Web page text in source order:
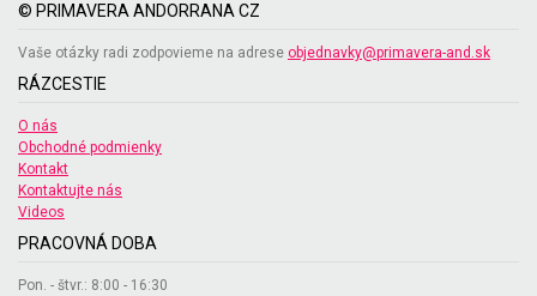
© PRIMAVERA ANDORRANA CZ
Vaše otázky radi zodpovieme na adrese objednavky@primavera-and.sk
RÁZCESTIE
O nás
Obchodné podmienky
Kontakt
Kontaktujte nás
Videos
PRACOVNÁ DOBA
Pon. - štvr.: 8:00 - 16:30